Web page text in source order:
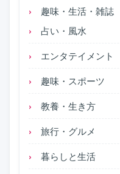
趣味・生活・雑誌
占い・風水
エンタテイメント
趣味・スポーツ
教養・生き方
旅行・グルメ
暮らしと生活